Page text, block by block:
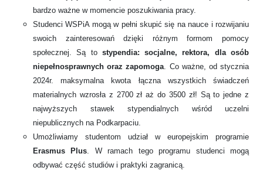
bardzo ważne w momencie poszukiwania pracy.
Studenci WSPiA mogą w pełni skupić się na nauce i rozwijaniu
swoich zainteresowań dzięki różnym formom pomocy
społecznej. Są to stypendia: socjalne, rektora, dla osób
niepełnosprawnych oraz zapomoga. Co ważne, od stycznia
2024r. maksymalna kwota łączna wszystkich świadczeń
materialnych wzrosła z 2700 zł aż do 3500 zł! Są to jedne z
najwyższych stawek stypendialnych wśród uczelni
niepublicznych na Podkarpaciu.
Umożliwiamy studentom udział w europejskim programie
Erasmus Plus. W ramach tego programu studenci mogą
odbywać część studiów i praktyki zagranicą.